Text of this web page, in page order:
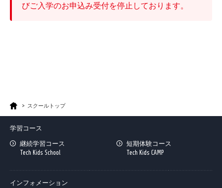
びご入学のお申込み受付を停止しております。
スクールトップ
学習コース
継続学習コース
Tech Kids School
短期体験コース
Tech Kids CAMP
インフォメーション